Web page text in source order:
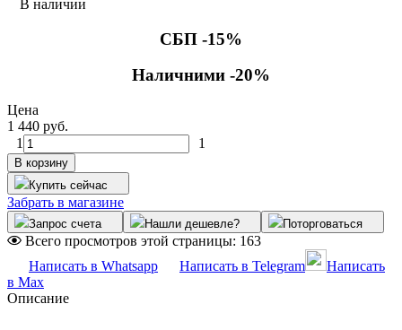
В наличии
СБП -15%
Наличними -20%
Цена
1 440 руб.
1
1
В корзину
Купить сейчас
Забрать в магазине
Запрос счета Нашли дешевле? Поторговаться
Всего просмотров этой страницы: 163
Написать в Whatsapp
Написать в Telegram
Написать
в Max
Описание